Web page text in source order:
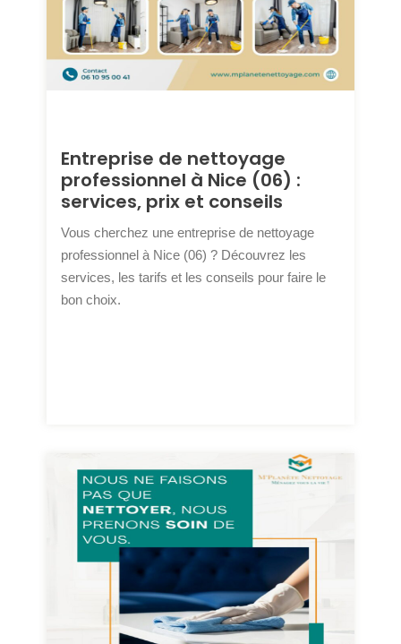
Entreprise de nettoyage
professionnel à Nice (06) :
services, prix et conseils
Vous cherchez une entreprise de nettoyage
professionnel à Nice (06) ? Découvrez les
services, les tarifs et les conseils pour faire le
bon choix.